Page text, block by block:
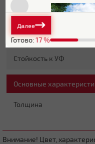
Основа покрытия
Обратная сторона
Стойкость к УФ
Основные
Толщина
Внимание! Цвет,
Готово:17%
Далее